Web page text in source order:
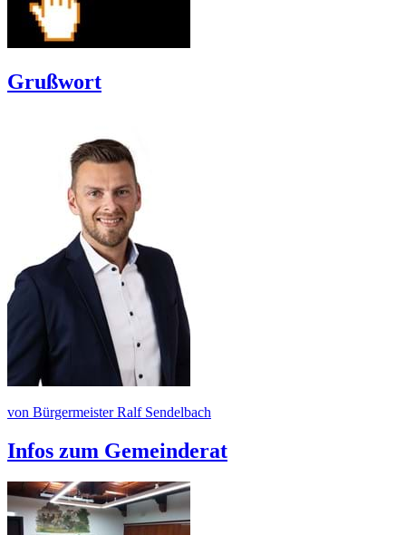
Grußwort
von Bürgermeister Ralf Sendelbach
Infos zum Gemeinderat